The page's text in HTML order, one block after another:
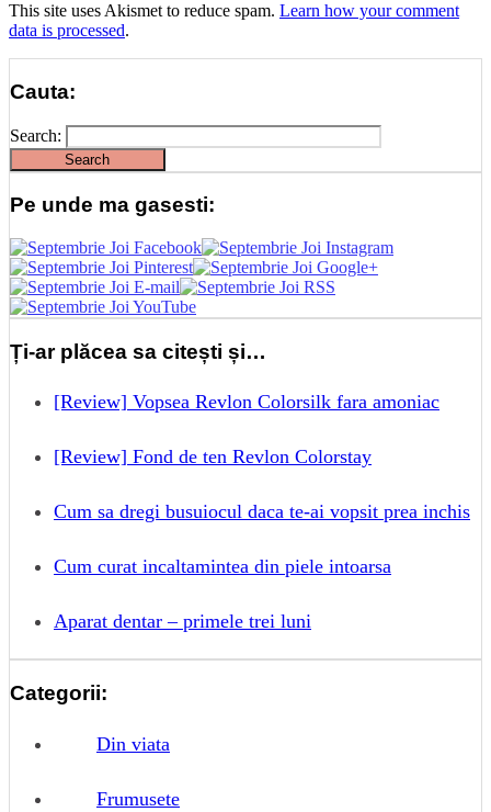
This site uses Akismet to reduce spam. Learn how your comment
data is processed.
Cauta:
Search:
Pe unde ma gasesti:
Ți-ar plăcea sa citești și…
[Review] Vopsea Revlon Colorsilk fara amoniac
[Review] Fond de ten Revlon Colorstay
Cum sa dregi busuiocul daca te-ai vopsit prea inchis
Cum curat incaltamintea din piele intoarsa
Aparat dentar – primele trei luni
Categorii:
Din viata
Frumusete